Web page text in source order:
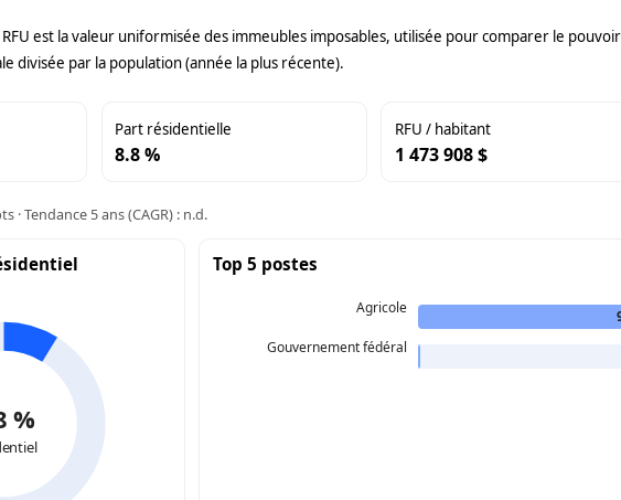
RFU est la valeur uniformisée des immeubles imposables, utilisée pour comparer le
divisée par la population (année la plus récente).
Part résidentielle
8.8 %
RFU / habitant
1 473 908 $
· Tendance 5 ans (CAGR) : n.d.
%
Top 5 postes
Agricole
Gouvernement fédéral